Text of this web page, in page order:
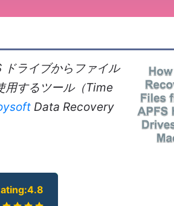
ドライブからファイル
用するツール（Time
Data Recovery